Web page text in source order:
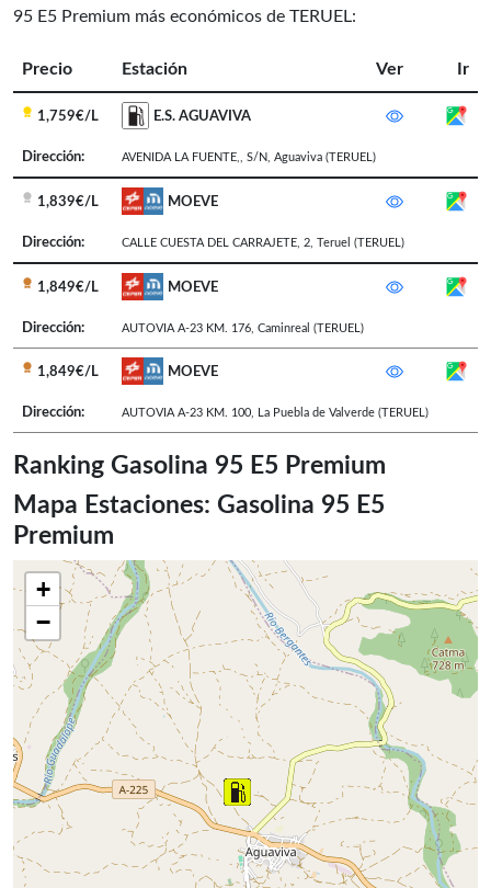
95 E5 Premium más económicos de TERUEL:
Precio Estación Ver Ir
1,759€/L E.S. AGUAVIVA
Dirección: AVENIDA LA FUENTE,, S/N Aguaviva (TERUEL)
1,839€/L MOEVE
Dirección: CALLE CUESTA DEL CARRAJETE, 2 Teruel (TERUEL)
1,849€/L MOEVE
Dirección: AUTOVIA A-23 KM. 176 Caminreal (TERUEL)
1,849€/L MOEVE
Dirección: AUTOVIA A-23 KM. 100 La Puebla de Valverde (TERUEL)
Ranking Gasolina 95 E5 Premium
Mapa Estaciones: Gasolina 95 E5
Premium
+
−